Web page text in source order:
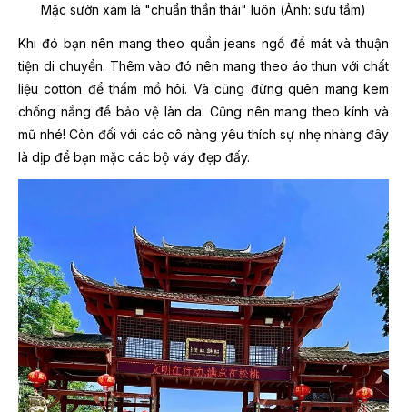
Mặc sườn xám là "chuẩn thần thái" luôn (Ảnh: sưu tầm)
Khi đó bạn nên mang theo quần jeans ngố để mát và thuận
tiện di chuyển. Thêm vào đó nên mang theo áo thun với chất
liệu cotton để thấm mồ hôi. Và cũng đừng quên mang kem
chống nắng để bảo vệ làn da. Cũng nên mang theo kính và
mũ nhé! Còn đối với các cô nàng yêu thích sự nhẹ nhàng đây
là dịp để bạn mặc các bộ váy đẹp đấy.